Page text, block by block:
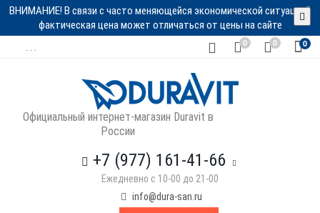
ВНИМАНИЕ! В связи с часто меняющейся экономической ситуацией
фактическая цена может отличаться от цены на сайте
0 0 0
Официальный интернет-магазин Duravit в
России
+7 (977) 161-41-66
Ежедневно с 10-00 до 21-00
info@dura-san.ru